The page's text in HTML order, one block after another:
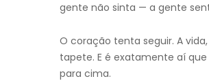
gente não sinta — a gente
O coração tenta seguir. A
tapete. E é exatamente aí
para cima.